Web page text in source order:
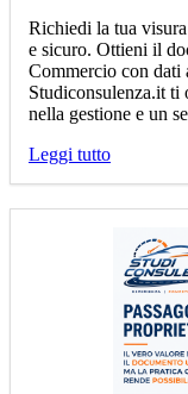
Richiedi la tua
e sicuro. Ottieni il
Commercio con dati
Studiconsulenza.it ti
nella gestione e un
Leggi tutto